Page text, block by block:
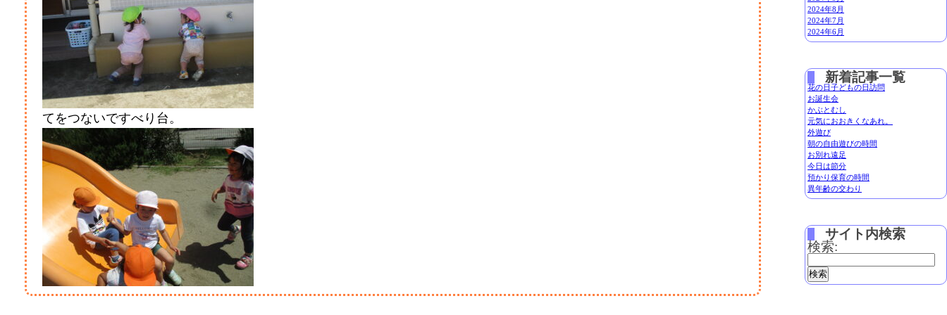
てをつないですべり台。
2024年8月
2024年7月
2024年6月
新着記事一覧
花の日子どもの日訪問
お誕生会
かぶとむし
元気におおきくなあれ。
外遊び
朝の自由遊びの時間
お別れ遠足
今日は節分
預かり保育の時間
異年齢の交わり
サイト内検索
検索: